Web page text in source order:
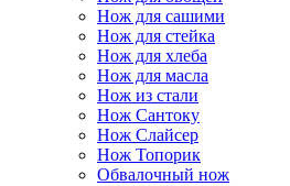
Нож для сашими
Нож для стейка
Нож для хлеба
Нож для масла
Нож из стали
Нож Сантоку
Нож Слайсер
Нож Топорик
Обвалочный нож